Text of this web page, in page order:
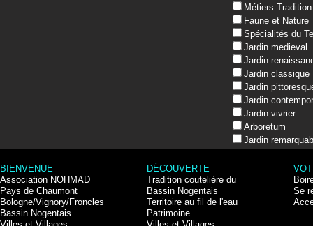
Métiers
Faune et Nature
Spécialités du
Jardin medieval
Jardin
Jardin classique
Jardin
Jardin
Jardin vivrier
Arboretum
Jardin
BIENVENUE
Association NOHMAD
Pays de Chaumont
Bologne/Vignory/Froncles
Bassin Nogentais
DÉCOUVERTE
Tradition coutelière du
Bassin Nogentais
Territoire au fil de l'eau
Patrimoine
Se